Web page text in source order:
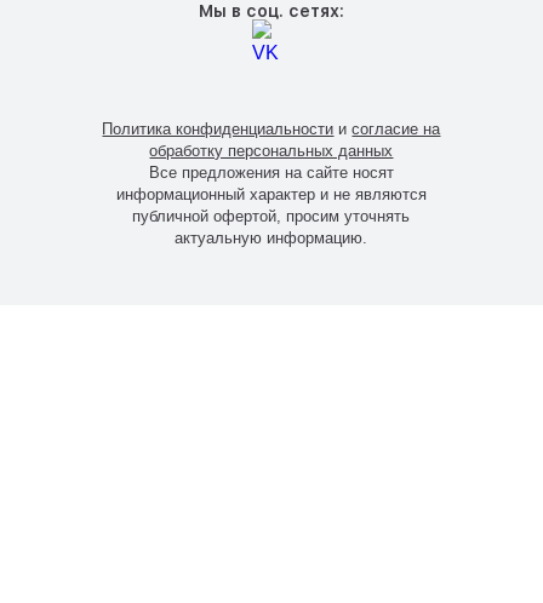
Мы в соц. сетях:
Все предложения на сайте носят
информационный характер и не являются
публичной офертой, просим уточнять
актуальную информацию.
Политика конфиденциальности исогласие на
обработку персональных данных